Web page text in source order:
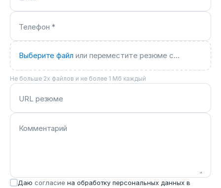
Телефон *
Выберите файл или переместите резюме сюда *
Не больше 2х файлов и не более 1 Мб каждый
URL резюме
Комментарий
Даю согласие на обработку персональных данных в